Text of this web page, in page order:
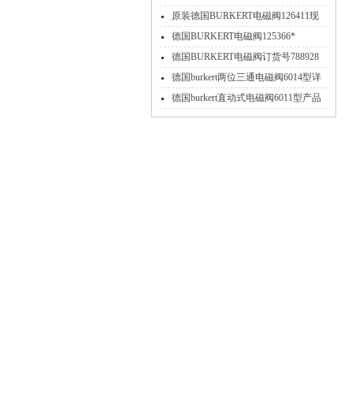
阀参数介绍
原装德国BURKERT电磁阀126411现
货
德国BURKERT电磁阀125366*
德国BURKERT电磁阀订货号788928
产品系列介绍
德国burkert两位三通电磁阀6014型详
细产品资料
德国burkert直动式电磁阀6011型产品
介绍